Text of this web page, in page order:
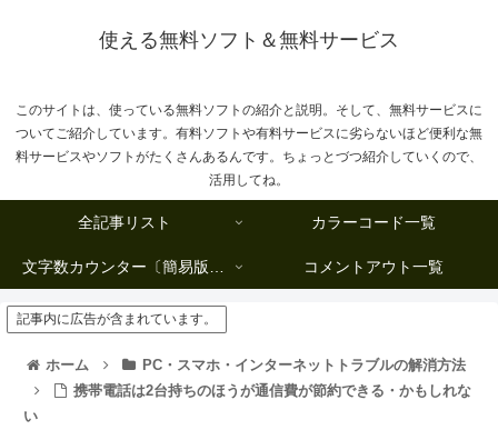
使える無料ソフト＆無料サービス
このサイトは、使っている無料ソフトの紹介と説明。そして、無料サービスに
ついてご紹介しています。有料ソフトや有料サービスに劣らないほど便利な無
料サービスやソフトがたくさんあるんです。ちょっとづつ紹介していくので、
活用してね。
全記事リスト カラーコード一覧
文字数カウンター〔簡易版複数行タイプ〕 コメントアウト一覧
記事内に広告が含まれています。
ホーム
PC・スマホ・インターネットトラブルの解消方法
携帯電話は2台持ちのほうが通信費が節約できる・かもしれな
い